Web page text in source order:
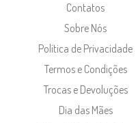
Contatos
Sobre Nós
Política de Privacidade
Termos e Condições
Trocas e Devoluções
Dia das Mães